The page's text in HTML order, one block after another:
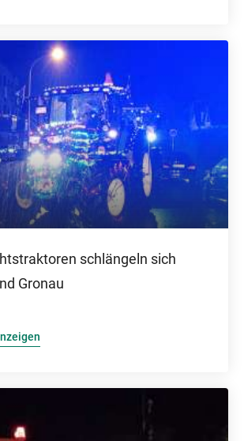
schlängeln sich
Gronau